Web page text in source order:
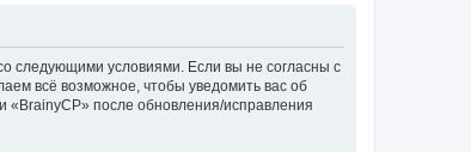
следующими условиями. Если вы не согласны с
всё возможное, чтобы уведомить вас об
«BrainyCP» после обновления/исправления